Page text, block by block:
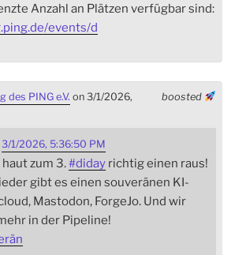
Anzahl an Plätzen verfügbar sind:
events/d
boosted
des PING e.V. on 3/1/2026,
3/1/2026, 5:36:50 PM
haut zum 3.#diday richtig einen raus!
gibt es einen souveränen KI-
Mastodon, ForgeJo. Und wir
in der Pipeline!